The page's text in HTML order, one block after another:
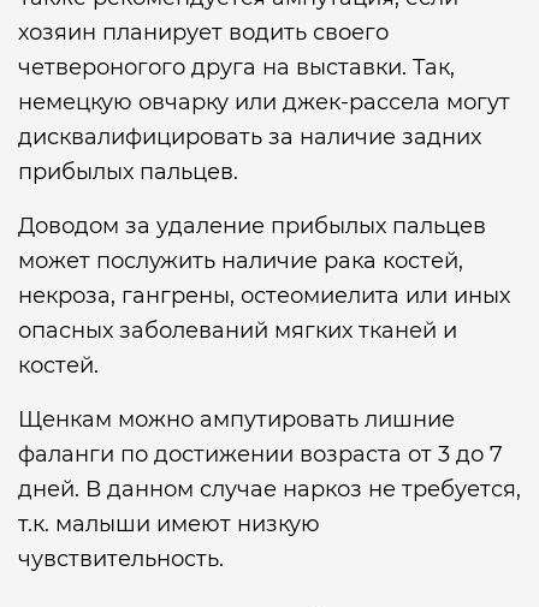
хозяин планирует водить своего
четвероногого друга на выставки. Так,
немецкую овчарку или джек-рассела могут
дисквалифицировать за наличие задних
прибылых пальцев.
Доводом за удаление прибылых пальцев
может послужить наличие рака костей,
некроза, гангрены, остеомиелита или иных
опасных заболеваний мягких тканей и
костей.
Щенкам можно ампутировать лишние
фаланги по достижении возраста от 3 до 7
дней. В данном случае наркоз не требуется,
т.к. малыши имеют низкую
чувствительность.